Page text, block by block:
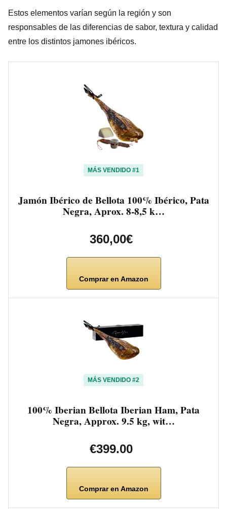
Estos elementos varían según la región y son
responsables de las diferencias de sabor, textura y calidad
entre los distintos jamones ibéricos.
MÁS VENDIDO #1
Jamón Ibérico de Bellota 100% Ibérico, Pata
Negra, Aprox. 8-8,5 k…
360,00€
Comprar en Amazon
MÁS VENDIDO #2
100% Iberian Bellota Iberian Ham, Pata
Negra, Approx. 9.5 kg, wit…
€399.00
Comprar en Amazon